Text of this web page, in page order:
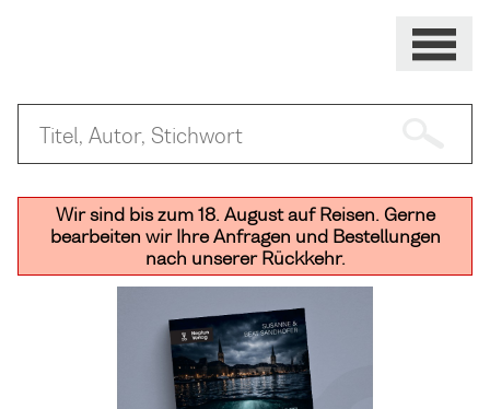
Wir sind bis zum 18. August auf Reisen. Gerne
bearbeiten wir Ihre Anfragen und Bestellungen
nach unserer Rückkehr.